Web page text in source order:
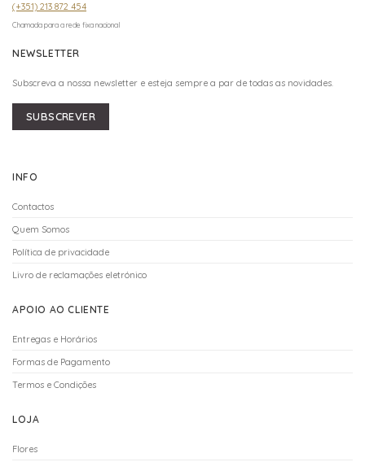
(+351) 213 872 454
Chamada para a rede fixa nacional
NEWSLETTER
Subscreva a nossa newsletter e esteja sempre a par de todas as novidades.
SUBSCREVER
INFO
Contactos
Quem Somos
Política de privacidade
Livro de reclamações eletrónico
APOIO AO CLIENTE
Entregas e Horários
Formas de Pagamento
Termos e Condições
LOJA
Flores